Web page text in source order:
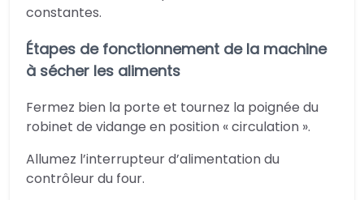
constantes.
Étapes de fonctionnement de la machine
à sécher les aliments
Fermez bien la porte et tournez la poignée du
robinet de vidange en position « circulation ».
Allumez l’interrupteur d’alimentation du
contrôleur du four.